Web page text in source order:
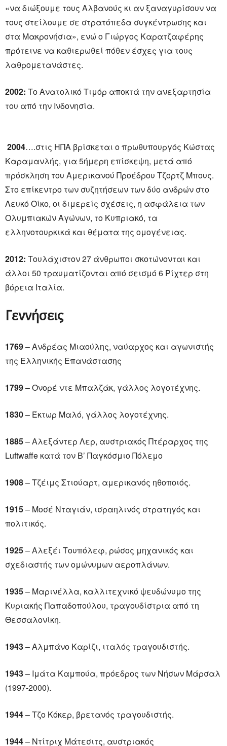
«να διώξουμε τους Αλβανούς κι αν ξαναγυρίσουν να
τους στείλουμε σε στρατόπεδα συγκέντρωσης και
στα Μακρονήσια», ενώ ο Γιώργος Καρατζαφέρης
πρότεινε να καθιερωθεί πόθεν έσχες για τους
λαθρομετανάστες.
2002: Το Ανατολικό Τιμόρ αποκτά την ανεξαρτησία
του από την Ινδονησία.
2004….στις ΗΠΑ βρίσκεται ο πρωθυπουργός Κώστας
Καραμανλής, για 5ήμερη επίσκεψη, μετά από
πρόσκληση του Αμερικανού Προέδρου Τζορτζ Μπους.
Στο επίκεντρο των συζητήσεων των δύο ανδρών στο
Λευκό Οίκο, οι διμερείς σχέσεις, η ασφάλεια των
Ολυμπιακών Αγώνων, το Κυπριακό, τα
ελληνοτουρκικά και θέματα της ομογένειας.
2012: Τουλάχιστον 27 άνθρωποι σκοτώνονται και
άλλοι 50 τραυματίζονται από σεισμό 6 Ρίχτερ στη
βόρεια Ιταλία.
Γεννήσεις
1769– Ανδρέας Μιαούλης, ναύαρχος και αγωνιστής
της Ελληνικής Επανάστασης
1799– Ονορέ ντε Μπαλζάκ, γάλλος λογοτέχνης.
1830– Έκτωρ Μαλό, γάλλος λογοτέχνης.
1885– Αλεξάντερ Λερ, αυστριακός Πτέραρχος της
Luftwaffe κατά τον Β’ Παγκόσμιο Πόλεμο
1908– Τζέιμς Στιούαρτ, αμερικανός ηθοποιός.
1915– Μοσέ Νταγιάν, ισραηλινός στρατηγός και
πολιτικός.
1925– Αλεξέι Τουπόλεφ, ρώσος μηχανικός και
σχεδιαστής των ομώνυμων αεροπλάνων.
1935– Μαρινέλλα, καλλιτεχνικό ψευδώνυμο της
Κυριακής Παπαδοπούλου, τραγουδίστρια από τη
Θεσσαλονίκη.
1943– Αλμπάνο Καρίζι, ιταλός τραγουδιστής.
1943– Ιμάτα Καμπούα, πρόεδρος των Νήσων Μάρσαλ
(1997-2000).
1944– Τζο Κόκερ, βρετανός τραγουδιστής.
1944– Ντίτριχ Μάτεσιτς, αυστριακός